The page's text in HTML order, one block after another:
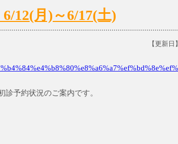
12(月)～6/17(土)
【更新
診予約状況のご案内です。